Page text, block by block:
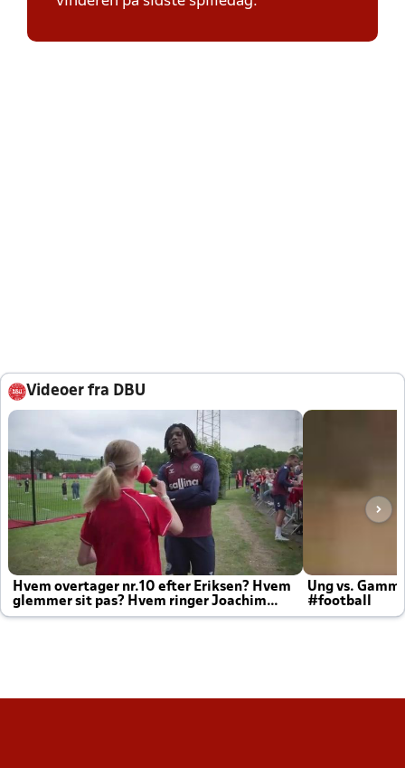
Videoer fra DBU
Hvem overtager nr.10 efter Eriksen? Hvem
glemmer sit pas? Hvem ringer Joachim
altid til efter kampe?
Ung vs.
#football